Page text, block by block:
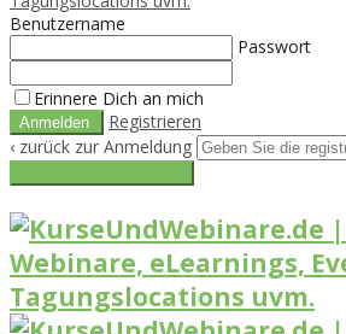
Benutzername
Passwort
Erinnere Dich an mich
Registrieren
‹ zurück zur Anmeldung